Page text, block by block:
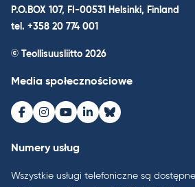
P.O.BOX 107, FI-00531 Helsinki, Finland
tel. +358 20 774 001
© Teollisuusliitto 2026
Media społecznościowe
Facebook
Instagram
Youtube
LinkedInBluesky
Numery usług
Wszystkie usługi telefoniczne są